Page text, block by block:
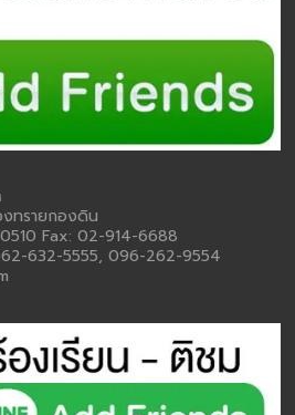
ทรายกองดิน
Fax: 02-914-6688
632-5555, 096-262-9554